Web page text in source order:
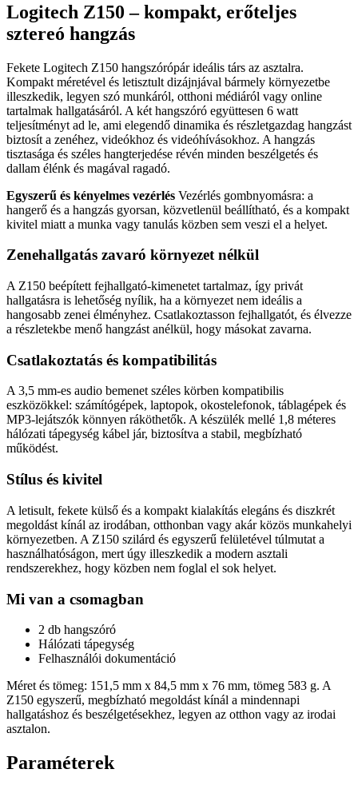
Logitech Z150 – kompakt, erőteljes
sztereó hangzás
Fekete Logitech Z150 hangszórópár ideális társ az asztalra.
Kompakt méretével és letisztult dizájnjával bármely környezetbe
illeszkedik, legyen szó munkáról, otthoni médiáról vagy online
tartalmak hallgatásáról. A két hangszóró együttesen 6 watt
teljesítményt ad le, ami elegendő dinamika és részletgazdag hangzást
biztosít a zenéhez, videókhoz és videóhívásokhoz. A hangzás
tisztasága és széles hangterjedése révén minden beszélgetés és
dallam élénk és magával ragadó.
Egyszerű és kényelmes vezérlés Vezérlés gombnyomásra: a
hangerő és a hangzás gyorsan, közvetlenül beállítható, és a kompakt
kivitel miatt a munka vagy tanulás közben sem veszi el a helyet.
Zenehallgatás zavaró környezet nélkül
A Z150 beépített fejhallgató-kimenetet tartalmaz, így privát
hallgatásra is lehetőség nyílik, ha a környezet nem ideális a
hangosabb zenei élményhez. Csatlakoztasson fejhallgatót, és élvezze
a részletekbe menő hangzást anélkül, hogy másokat zavarna.
Csatlakoztatás és kompatibilitás
A 3,5 mm-es audio bemenet széles körben kompatibilis
eszközökkel: számítógépek, laptopok, okostelefonok, táblagépek és
MP3-lejátszók könnyen ráköthetők. A készülék mellé 1,8 méteres
hálózati tápegység kábel jár, biztosítva a stabil, megbízható
működést.
Stílus és kivitel
A letisult, fekete külső és a kompakt kialakítás elegáns és diszkrét
megoldást kínál az irodában, otthonban vagy akár közös munkahelyi
környezetben. A Z150 szilárd és egyszerű felületével túlmutat a
használhatóságon, mert úgy illeszkedik a modern asztali
rendszerekhez, hogy közben nem foglal el sok helyet.
Mi van a csomagban
2 db hangszóró
Hálózati tápegység
Felhasználói dokumentáció
Méret és tömeg: 151,5 mm x 84,5 mm x 76 mm, tömeg 583 g. A
Z150 egyszerű, megbízható megoldást kínál a mindennapi
hallgatáshoz és beszélgetésekhez, legyen az otthon vagy az irodai
asztalon.
Paraméterek